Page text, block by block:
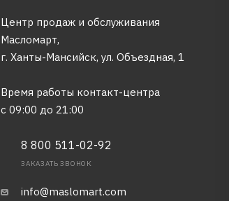
Центр продаж и обслуживания
Масломарт,
г. Ханты-Мансийск, ул. Объездная, 1
Время работы контакт-центра
с 09:00 до 21:00
8 800 511-02-92
ЗАКАЗАТЬ ЗВОНОК
info@maslomart.com